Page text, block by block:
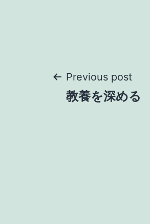
Post
Previous post
教養を深める